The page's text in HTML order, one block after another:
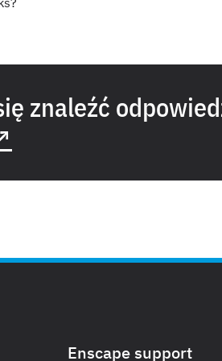
znaleźć
Enscape support